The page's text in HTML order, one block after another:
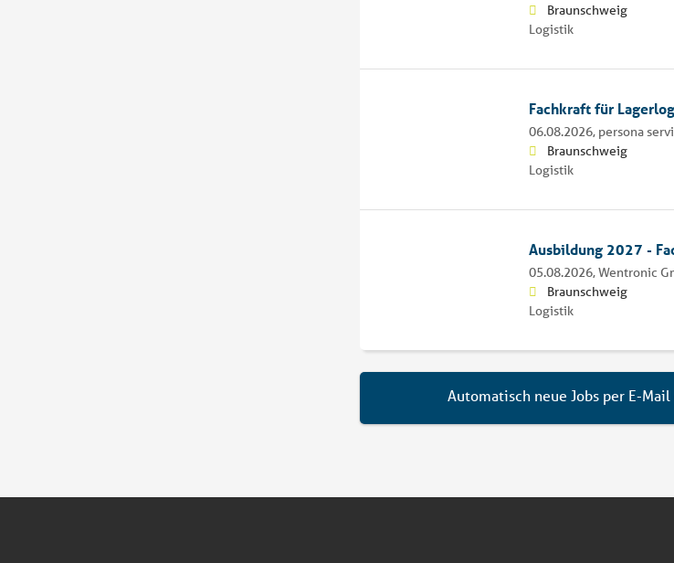
Braunschweig
Logistik
Fachkraft für
06.08.2026, persona
Braunschweig
Logistik
Ausbildung 2027 -
05.08.2026,Wentronic
Braunschweig
Logistik
Automatisch neue Jobs per E-